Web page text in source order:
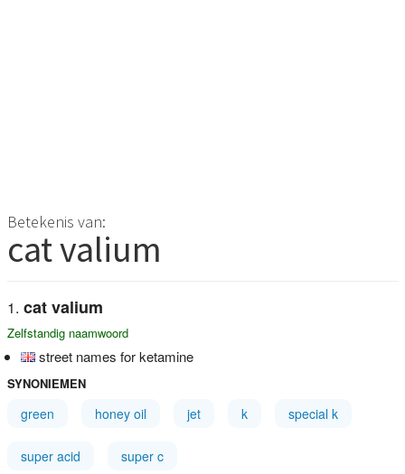
Betekenis van:
cat valium
cat valium
Zelfstandig naamwoord
street names for ketamine
SYNONIEMEN
green honey oil jet k special k
super acid super c